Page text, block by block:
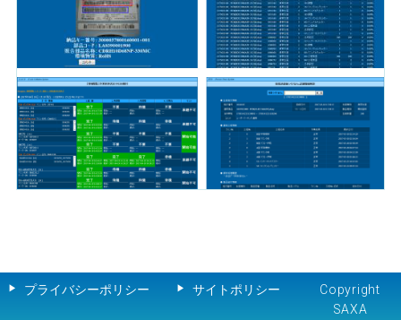
プライバシーポリシー サイトポリシー
Copyright
SAXA